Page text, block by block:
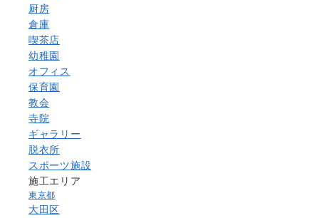
厨房
倉庫
喫茶店
幼稚園
オフィス
保育園
教会
寺院
ギャラリー
脱衣所
スポーツ施設
施工エリア
東京都
大田区